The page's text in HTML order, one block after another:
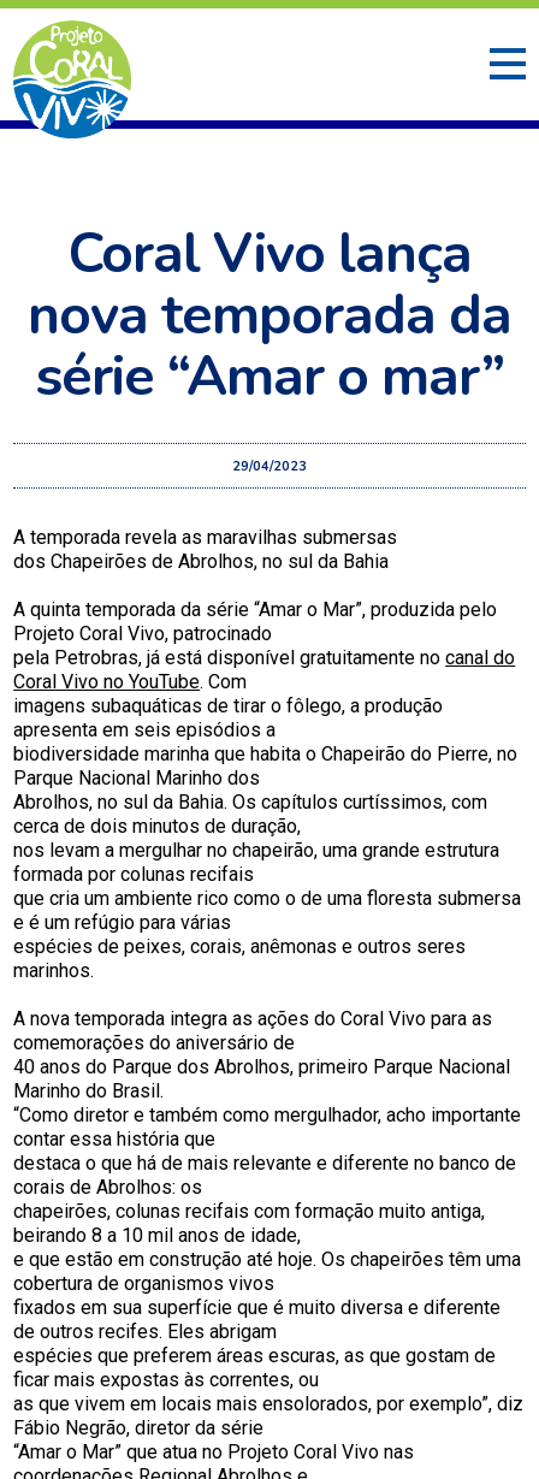
Coral Vivo lança
nova temporada da
série “Amar o mar”
29/04/2023
A temporada revela as maravilhas submersas
dos Chapeirões de Abrolhos, no sul da Bahia
A quinta temporada da série “Amar o Mar”, produzida pelo
Projeto Coral Vivo, patrocinado
pela Petrobras, já está disponível gratuitamente nocanal do
Coral Vivo no YouTube. Com
imagens subaquáticas de tirar o fôlego, a produção
apresenta em seis episódios a
biodiversidade marinha que habita o Chapeirão do Pierre, no
Parque Nacional Marinho dos
Abrolhos, no sul da Bahia. Os capítulos curtíssimos, com
cerca de dois minutos de duração,
nos levam a mergulhar no chapeirão, uma grande estrutura
formada por colunas recifais
que cria um ambiente rico como o de uma floresta submersa
e é um refúgio para várias
espécies de peixes, corais, anêmonas e outros seres
marinhos.
A nova temporada integra as ações do Coral Vivo para as
comemorações do aniversário de
40 anos do Parque dos Abrolhos, primeiro Parque Nacional
Marinho do Brasil.
“Como diretor e também como mergulhador, acho importante
contar essa história que
destaca o que há de mais relevante e diferente no banco de
corais de Abrolhos: os
chapeirões, colunas recifais com formação muito antiga,
beirando 8 a 10 mil anos de idade,
e que estão em construção até hoje. Os chapeirões têm uma
cobertura de organismos vivos
fixados em sua superfície que é muito diversa e diferente
de outros recifes. Eles abrigam
espécies que preferem áreas escuras, as que gostam de
ficar mais expostas às correntes, ou
as que vivem em locais mais ensolorados, por exemplo”, diz
Fábio Negrão, diretor da série
“Amar o Mar” que atua no Projeto Coral Vivo nas